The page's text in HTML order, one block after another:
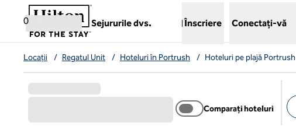
Salt la conținut
0
Sejururile dvs.
,deschide o filă nouă
Înscriere Conectați-vă
Locații / Regatul Unit / Hoteluri în Portrush / Hoteluri pe plajă Portrush
Comparați hoteluri